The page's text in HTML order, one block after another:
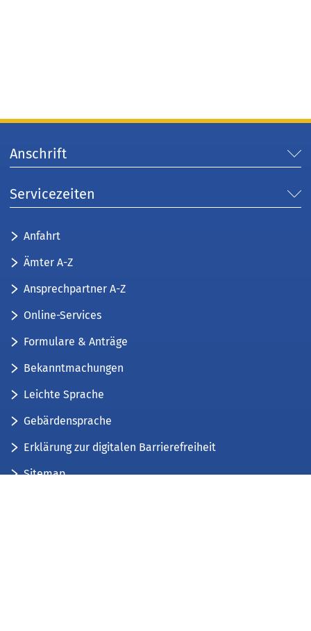
Anschrift
Servicezeiten
Anfahrt
Ämter A-Z
Ansprechpartner A-Z
Online-Services
Formulare & Anträge
Bekanntmachungen
Leichte Sprache
Gebärdensprache
Erklärung zur digitalen Barrierefreiheit
Sitemap